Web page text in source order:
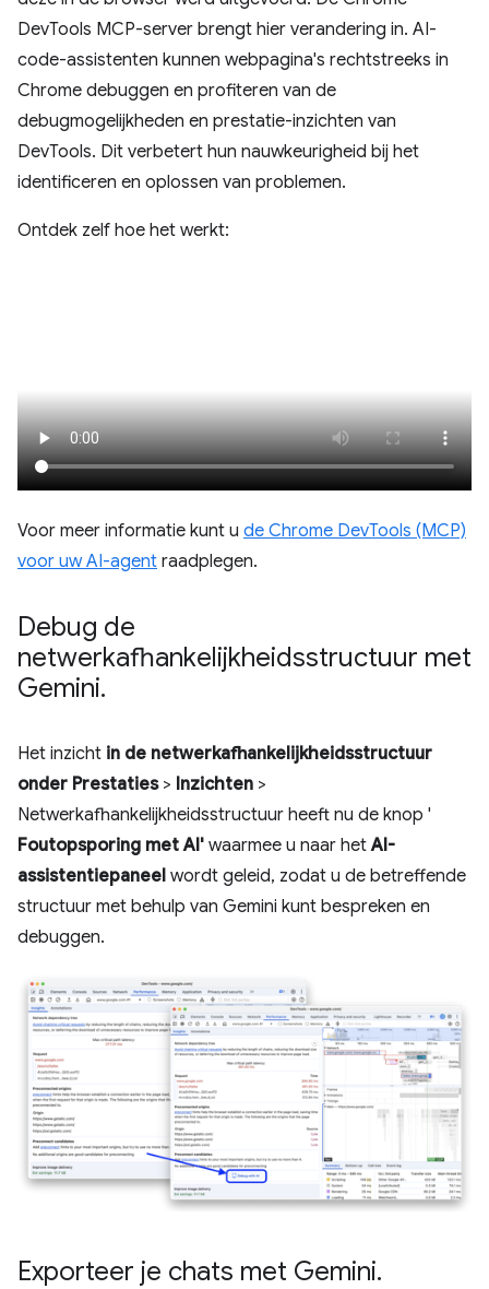
DevTools MCP-server brengt hier verandering in. AI-
code-assistenten kunnen webpagina's rechtstreeks in
Chrome debuggen en profiteren van de
debugmogelijkheden en prestatie-inzichten van
DevTools. Dit verbetert hun nauwkeurigheid bij het
identificeren en oplossen van problemen.
Ontdek zelf hoe het werkt:
Voor meer informatie kunt u de Chrome DevTools (MCP)
voor uw AI-agent raadplegen.
Debug de
netwerkafhankelijkheidsstructuur met
Gemini.
Het inzicht in de netwerkafhankelijkheidsstructuur
onder Prestaties> Inzichten >
Netwerkafhankelijkheidsstructuur heeft nu de knop '
Foutopsporing met AI' waarmee u naar hetAI-
assistentiepaneel wordt geleid, zodat u de betreffende
structuur met behulp van Gemini kunt bespreken en
debuggen.
Exporteer je chats met Gemini.